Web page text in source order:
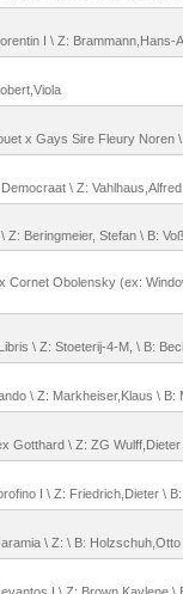
I \ Z: Brammann,Hans-
x Gays Sire Fleury Noren
\ Z:
Z: Beringmeier, Stefan \ B:
Cornet Obolensky (ex:
\ Z: Stoeterij-4-M, \ B:
\ Z: Markheiser,Klaus \ B:
Gotthard \ Z: ZG
I \ Z: Friedrich,Dieter \
\ Z: \ B: Holzschuh,Otto